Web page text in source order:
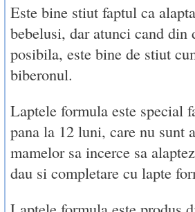
Este bine stiut faptul ca
bebelusi, dar atunci cand din
posibila, este bine de stiut
biberonul.
Laptele formula este special
pana la 12 luni, care nu sunt
mamelor sa incerce sa
dau si completare cu lapte